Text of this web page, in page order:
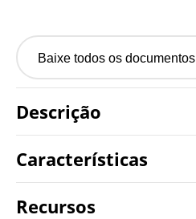
Baixe todos os documentos
Descrição
Características
Recursos